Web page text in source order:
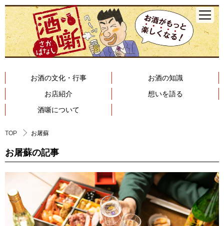
お酒の文化・行事
お酒の知識
お店紹介
想いを語る
酒噺について
TOP お屠蘇
お屠蘇の記事